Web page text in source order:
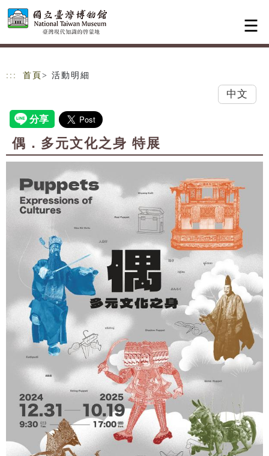
跳到主要內容
網站導覽
::: 首頁 > 活動明細
中文
偶．多元文化之身 特展